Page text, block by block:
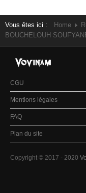
Vous êtes ici : Home
BOUCHELOUH
CGU
Mentions légales
FAQ
Plan du site
Copyright © 2017 - 2020